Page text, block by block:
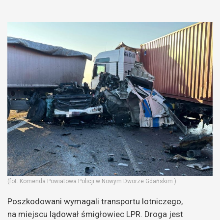
(fot. Komenda Powiatowa Policji w Nowym Dworze Gdańskim )
Poszkodowani wymagali transportu lotniczego,
na miejscu lądował śmigłowiec LPR. Droga jest